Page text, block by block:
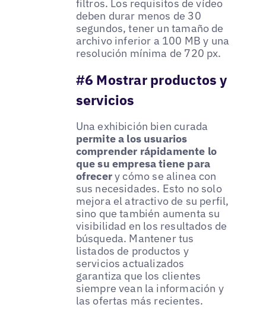
filtros. Los requisitos de vídeo
deben durar menos de 30
segundos, tener un tamaño de
archivo inferior a 100 MB y una
resolución mínima de 720 px.
#6 Mostrar productos y
servicios
Una exhibición bien curada
permite a los usuarios
comprender rápidamente lo
que su empresa tiene para
ofrecery cómo se alinea con
sus necesidades. Esto no solo
mejora el atractivo de su perfil,
sino que también aumenta su
visibilidad en los resultados de
búsqueda. Mantener tus
listados de productos y
servicios actualizados
garantiza que los clientes
siempre vean la información y
las ofertas más recientes.